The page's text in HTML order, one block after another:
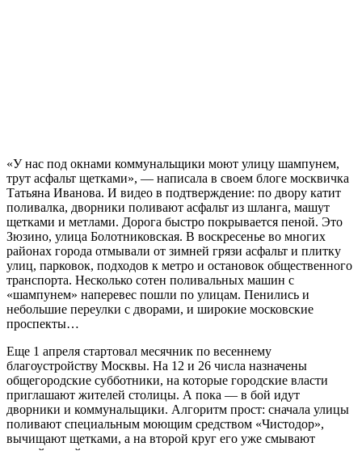
«У нас под окнами коммунальщики моют улицу шампунем,
трут асфальт щетками», — написала в своем блоге москвичка
Татьяна Иванова. И видео в подтверждение: по двору катит
поливалка, дворники поливают асфальт из шланга, машут
щетками и метлами. Дорога быстро покрывается пеной. Это
Зюзино, улица Болотниковская. В воскресенье во многих
районах города отмывали от зимней грязи асфальт и плитку
улиц, парковок, подходов к метро и остановок общественного
транспорта. Несколько сотен поливальных машин с
«шампунем» наперевес пошли по улицам. Пенились и
небольшие переулки с дворами, и широкие московские
проспекты…
Еще 1 апреля стартовал месячник по весеннему
благоустройству Москвы. На 12 и 26 числа назначены
общегородские субботники, на которые городские власти
приглашают жителей столицы. А пока — в бой идут
дворники и коммунальщики. Алгоритм прост: сначала улицы
поливают специальным моющим средством «Чистодор»,
вычищают щетками, а на второй круг его уже смывают